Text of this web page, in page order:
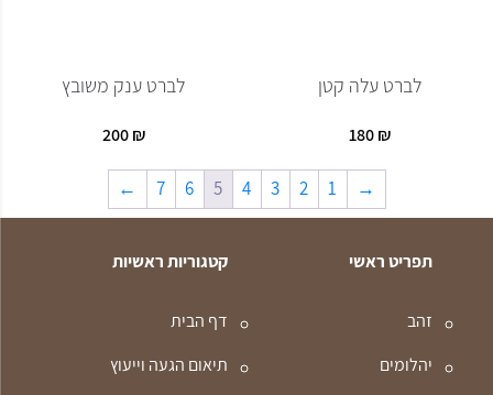
לברט עלה קטן
180₪
לברט ענק משובץ
200₪
→
1
2
3
4
5
6
7
←
תפריט ראשי
זהב
יהלומים
קטגוריות ראשיות
דף הבית
תיאום הגעה וייעוץ